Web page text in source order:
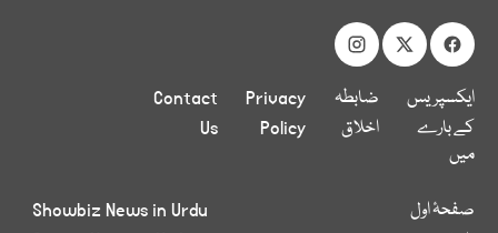
ایکسپریس
کے بارے
میں
ضابطہ
اخلاق
Privacy
Policy
Contact
Us
صفحۂ اول
Showbiz News in Urdu